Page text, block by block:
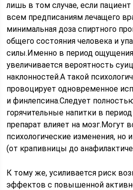
лишь в том случае, если
всем предписаниям лечащего
минимальная доза спиртного
общего состояния человека и
силы.Именно в период
увеличивается вероятность
наклонностей.А такой
провоцирует одновременное
и финлепсина.Следует
горячительные напитки в
препарат влияет на мозг.Могут
психологические изменения, но
(от крапивницы до
К тому же, усиливается риск
эффектов с повышенной